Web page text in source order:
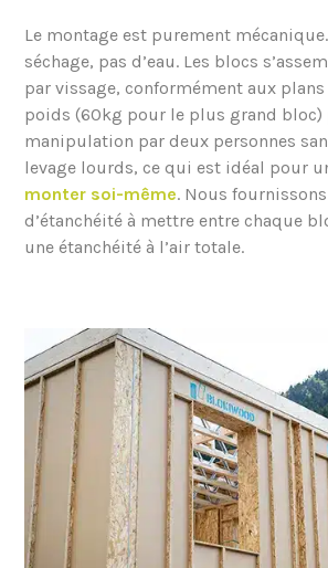
Le montage est purement
séchage, pas d’eau. Les blocs
par vissage, conformément aux plans
poids (60kg pour le plus grand bloc)
manipulation par deux personnes
levage lourds, ce qui est idéal pour
monter soi-même. Nous
d’étanchéité à mettre entre chaque
une étanchéité à l’air totale.